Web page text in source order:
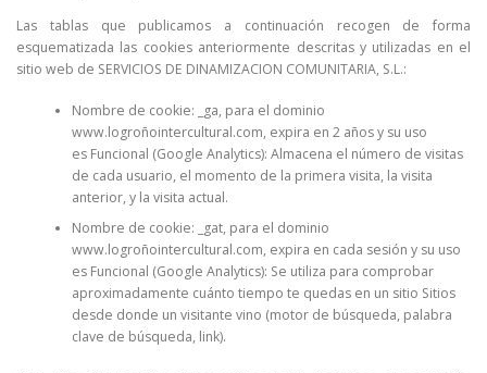
Las tablas que publicamos a continuación recogen de forma
esquematizada las cookies anteriormente descritas y utilizadas en el
sitio web de SERVICIOS DE DINAMIZACION COMUNITARIA, S.L.:
Nombre de cookie: _ga, para el dominio
www.logroñointercultural.com, expira en 2 años y su uso
es Funcional (Google Analytics): Almacena el número de visitas
de cada usuario, el momento de la primera visita, la visita
anterior, y la visita actual.
Nombre de cookie: _gat, para el dominio
www.logroñointercultural.com, expira en cada sesión y su uso
es Funcional (Google Analytics): Se utiliza para comprobar
aproximadamente cuánto tiempo te quedas en un sitio Sitios
desde donde un visitante vino (motor de búsqueda, palabra
clave de búsqueda, link).